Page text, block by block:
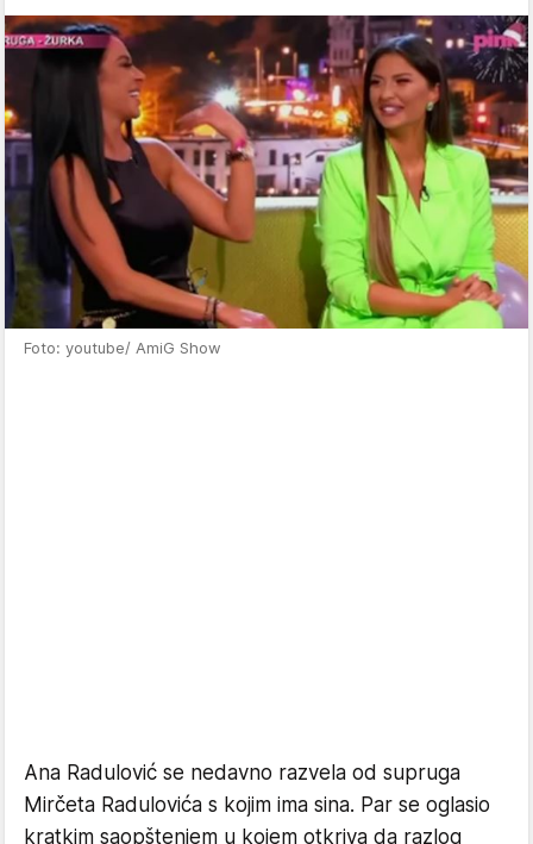
Foto: youtube/ AmiG Show
Ana Radulović se nedavno razvela od supruga
Mirčeta Radulovića s kojim ima sina. Par se oglasio
kratkim saopštenjem u kojem otkriva da razlog